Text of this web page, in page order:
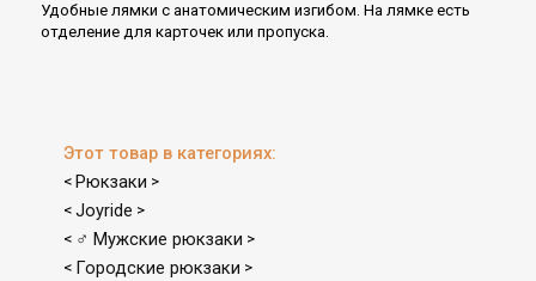
Удобные лямки с анатомическим изгибом. На лямке есть
отделение для карточек или пропуска.
Этот товар в категориях:
< Рюкзаки >
< Joyride >
< ♂ Мужские рюкзаки >
< Городские рюкзаки >